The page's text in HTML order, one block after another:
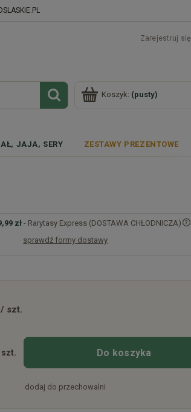
Zarejestruj się
Koszyk: (pusty)
JAJA, SERY ZESTAWY PREZENTOWE
zł - Rarytasy Express (DOSTAWA CHŁODNICZA)
sprawdź formy dostawy
/ szt.
szt. Do koszyka
dodaj do przechowalni